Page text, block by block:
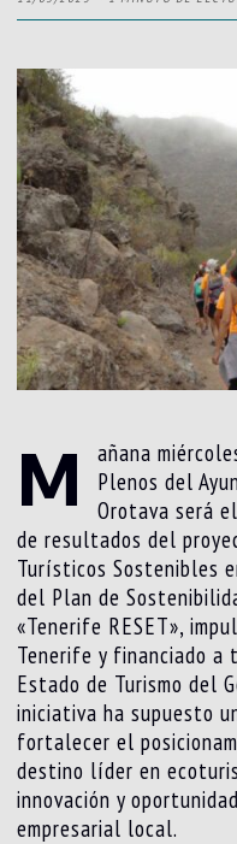
M
añana
Plenos del
Orotava será
de resultados del
Turísticos Sostenibles
del Plan de
«Tenerife RESET»,
Tenerife y financiado a
Estado de Turismo del
iniciativa ha supuesto
fortalecer el
destino líder en
innovación y
empresarial local.